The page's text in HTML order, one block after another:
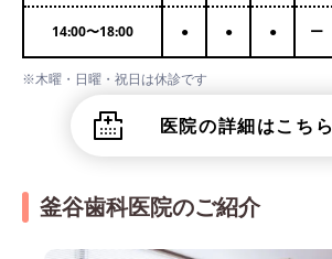
14:00〜18:00 ● ● ● ー
※木曜・日曜・祝日は休診です
医院の詳細はこちら
釜谷歯科医院のご紹介